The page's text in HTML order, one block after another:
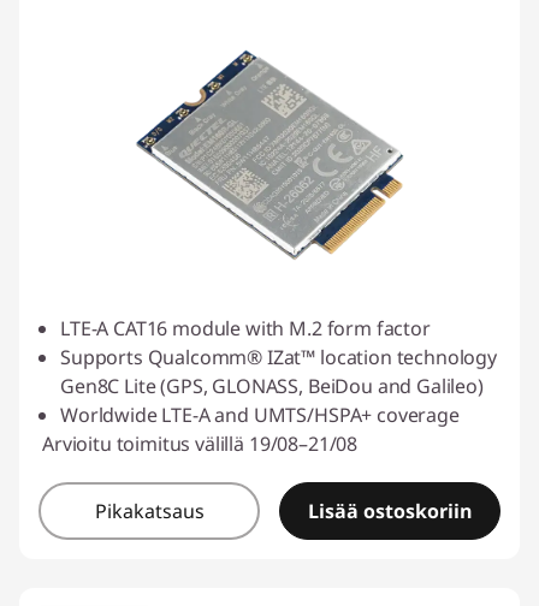
LTE-A CAT16 module with M.2 form factor
Supports Qualcomm® IZat™ location technology
Gen8C Lite (GPS, GLONASS, BeiDou and Galileo)
Worldwide LTE-A and UMTS/HSPA+ coverage
Arvioitu toimitus välillä 19/08–21/08
Pikakatsaus Lisää ostoskoriin